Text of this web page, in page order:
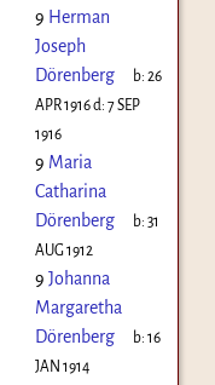
9 Herman
Joseph
Dörenberg
b:26
APR 1916d: 7 SEP
1916
9 Maria
Catharina
Dörenberg
b:31
AUG 1912
9 Johanna
Margaretha
Dörenberg
b:16
JAN 1914